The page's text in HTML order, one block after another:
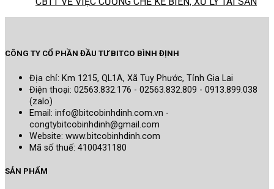
CÔNG TY CỔ PHẦN ĐẦU TƯ BITCO BÌNH ĐỊNH
Địa chỉ: Km 1215, QL1A, Xã Tuy Phước, Tỉnh Gia Lai
Điện thoại: 02563.832.176 - 02563.832.809 - 0913.899.038
(zalo)
Email: info@bitcobinhdinh.com.vn -
congtybitcobinhdinh@gmail.com
Website: www.bitcobinhdinh.com
Mã số thuế: 4100431180
SẢN PHẨM